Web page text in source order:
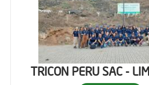
TRICON PERU SAC -